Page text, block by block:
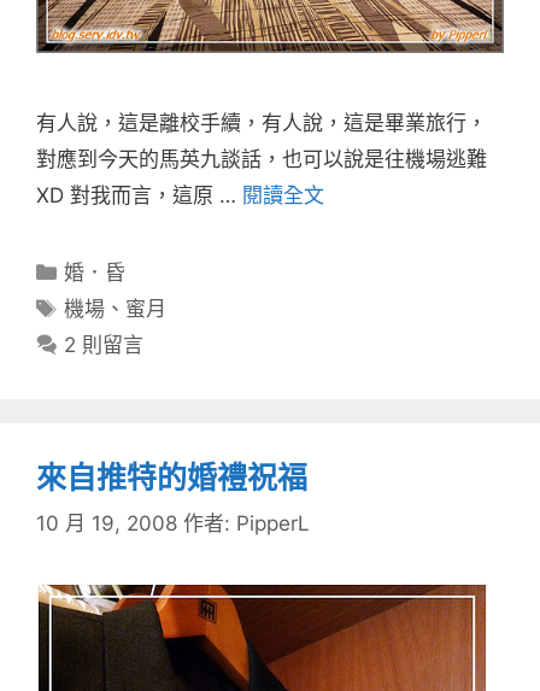
有人說，這是離校手續，有人說，這是畢業旅行，
對應到今天的馬英九談話，也可以說是往機場逃難
XD 對我而言，這原 … 閱讀全文
分
類
婚．昏
標
籤
機場 、 蜜月
2 則留言
來自推特的婚禮祝福
10 月 19, 2008 作者: PipperL